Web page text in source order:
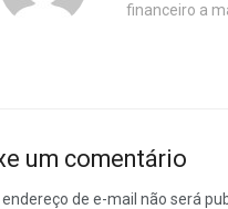
financeiro a
um comentário
endereço de e-mail não será